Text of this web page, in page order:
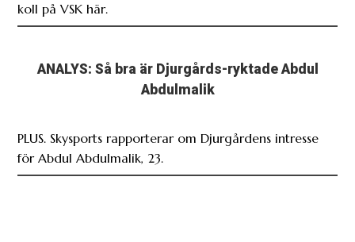
koll på VSK här.
ANALYS: Så bra är Djurgårds-ryktade Abdul
Abdulmalik
PLUS. Skysports rapporterar om Djurgårdens intresse
för Abdul Abdulmalik, 23.